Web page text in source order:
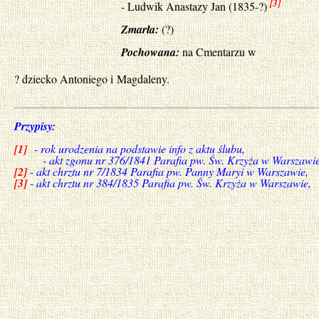
- Ludwik Anastazy Jan (1835-?)[3]
Zmarła:(?)
Pochowana:na Cmentarzu w
? dziecko Antoniego i Magdaleny.
Przypisy:
[1]- rok urodzenia na podstawie info z aktu ślubu,
- akt zgonu nr 376/1841 Parafia pw. Św. Krzyża w
[2]- akt chrztu nr 7/1834 Parafia pw. Panny Maryi w Warszawie,
[3]- akt chrztu nr 384/1835 Parafia pw. Św. Krzyża w Warszawie,